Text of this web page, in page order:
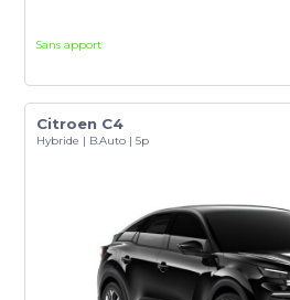
Sans apport
Citroen C4
Hybride | B.Auto | 5p